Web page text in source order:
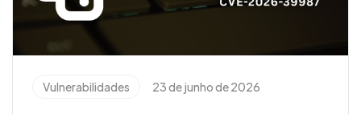
Vulnerabilidades 23 de junho de 2026